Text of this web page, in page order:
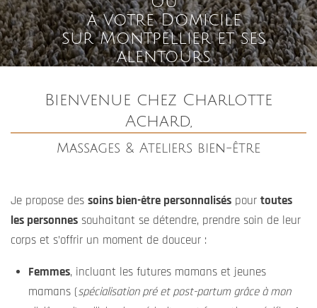
âge.
Chaque soin est pensé pourécouter votre corps, apaiser
vos tensions et restaurer votre équilibre physique et
(grossesse, post-accouchement) ou simplement pour une
pause détente bien méritée.
Je vous accueille dans monStudio Bien-être au Mas de
Montpellier et ses environs.
Je mets tout en œuvre pour vous offrir une expérience
unique, adaptée à vos besoins et à votre bien-être.